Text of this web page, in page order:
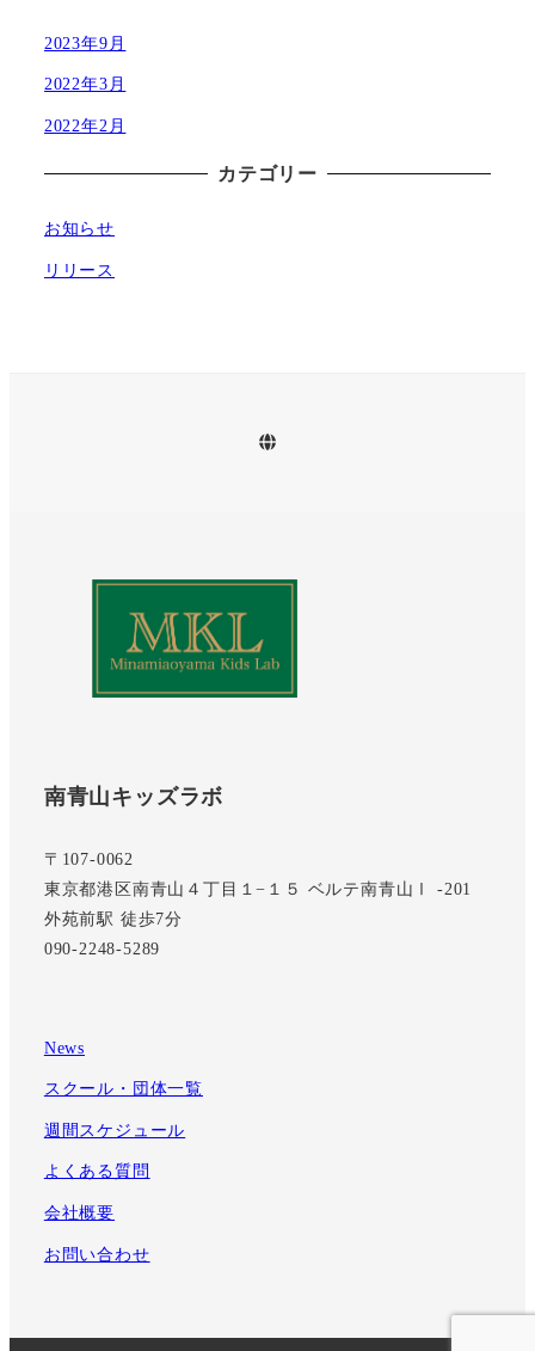
2023年9月
2022年3月
2022年2月
カテゴリー
お知らせ
リリース
instagram
南青山キッズラボ
〒107-0062
東京都港区南青山４丁目１−１５ ベルテ南青山Ⅰ -201
外苑前駅 徒歩7分
090-2248-5289
News
スクール・団体一覧
週間スケジュール
よくある質問
会社概要
お問い合わせ